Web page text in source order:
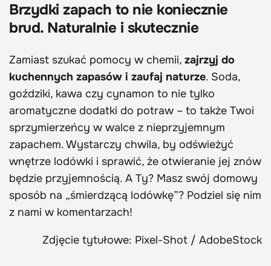
Brzydki zapach to nie koniecznie
brud. Naturalnie i skutecznie
Zamiast szukać pomocy w chemii, zajrzyj do
kuchennych zapasów i zaufaj naturze. Soda,
goździki, kawa czy cynamon to nie tylko
aromatyczne dodatki do potraw – to także Twoi
sprzymierzeńcy w walce z nieprzyjemnym
zapachem. Wystarczy chwila, by odświeżyć
wnętrze lodówki i sprawić, że otwieranie jej znów
będzie przyjemnością. A Ty? Masz swój domowy
sposób na „śmierdzącą lodówkę”? Podziel się nim
z nami w komentarzach!
Zdjęcie tytułowe: Pixel-Shot / AdobeStock